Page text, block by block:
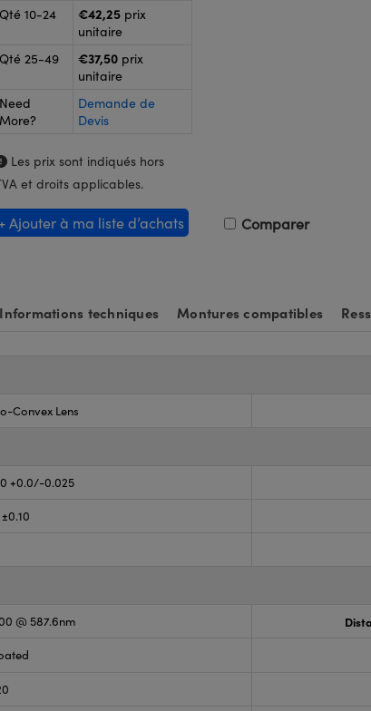
Qté 10-24
€42,25 prix
unitaire
Qté 25-49
€37,50 prix
unitaire
Need
More?
Demande de
Devis
Les prix sont indiqués hors
et droits applicables.
+ Ajouter à ma liste d’achats Comparer
Informations techniques Montures compatibles
Convex Lens
+0.0/-0.025
@ 587.6nm